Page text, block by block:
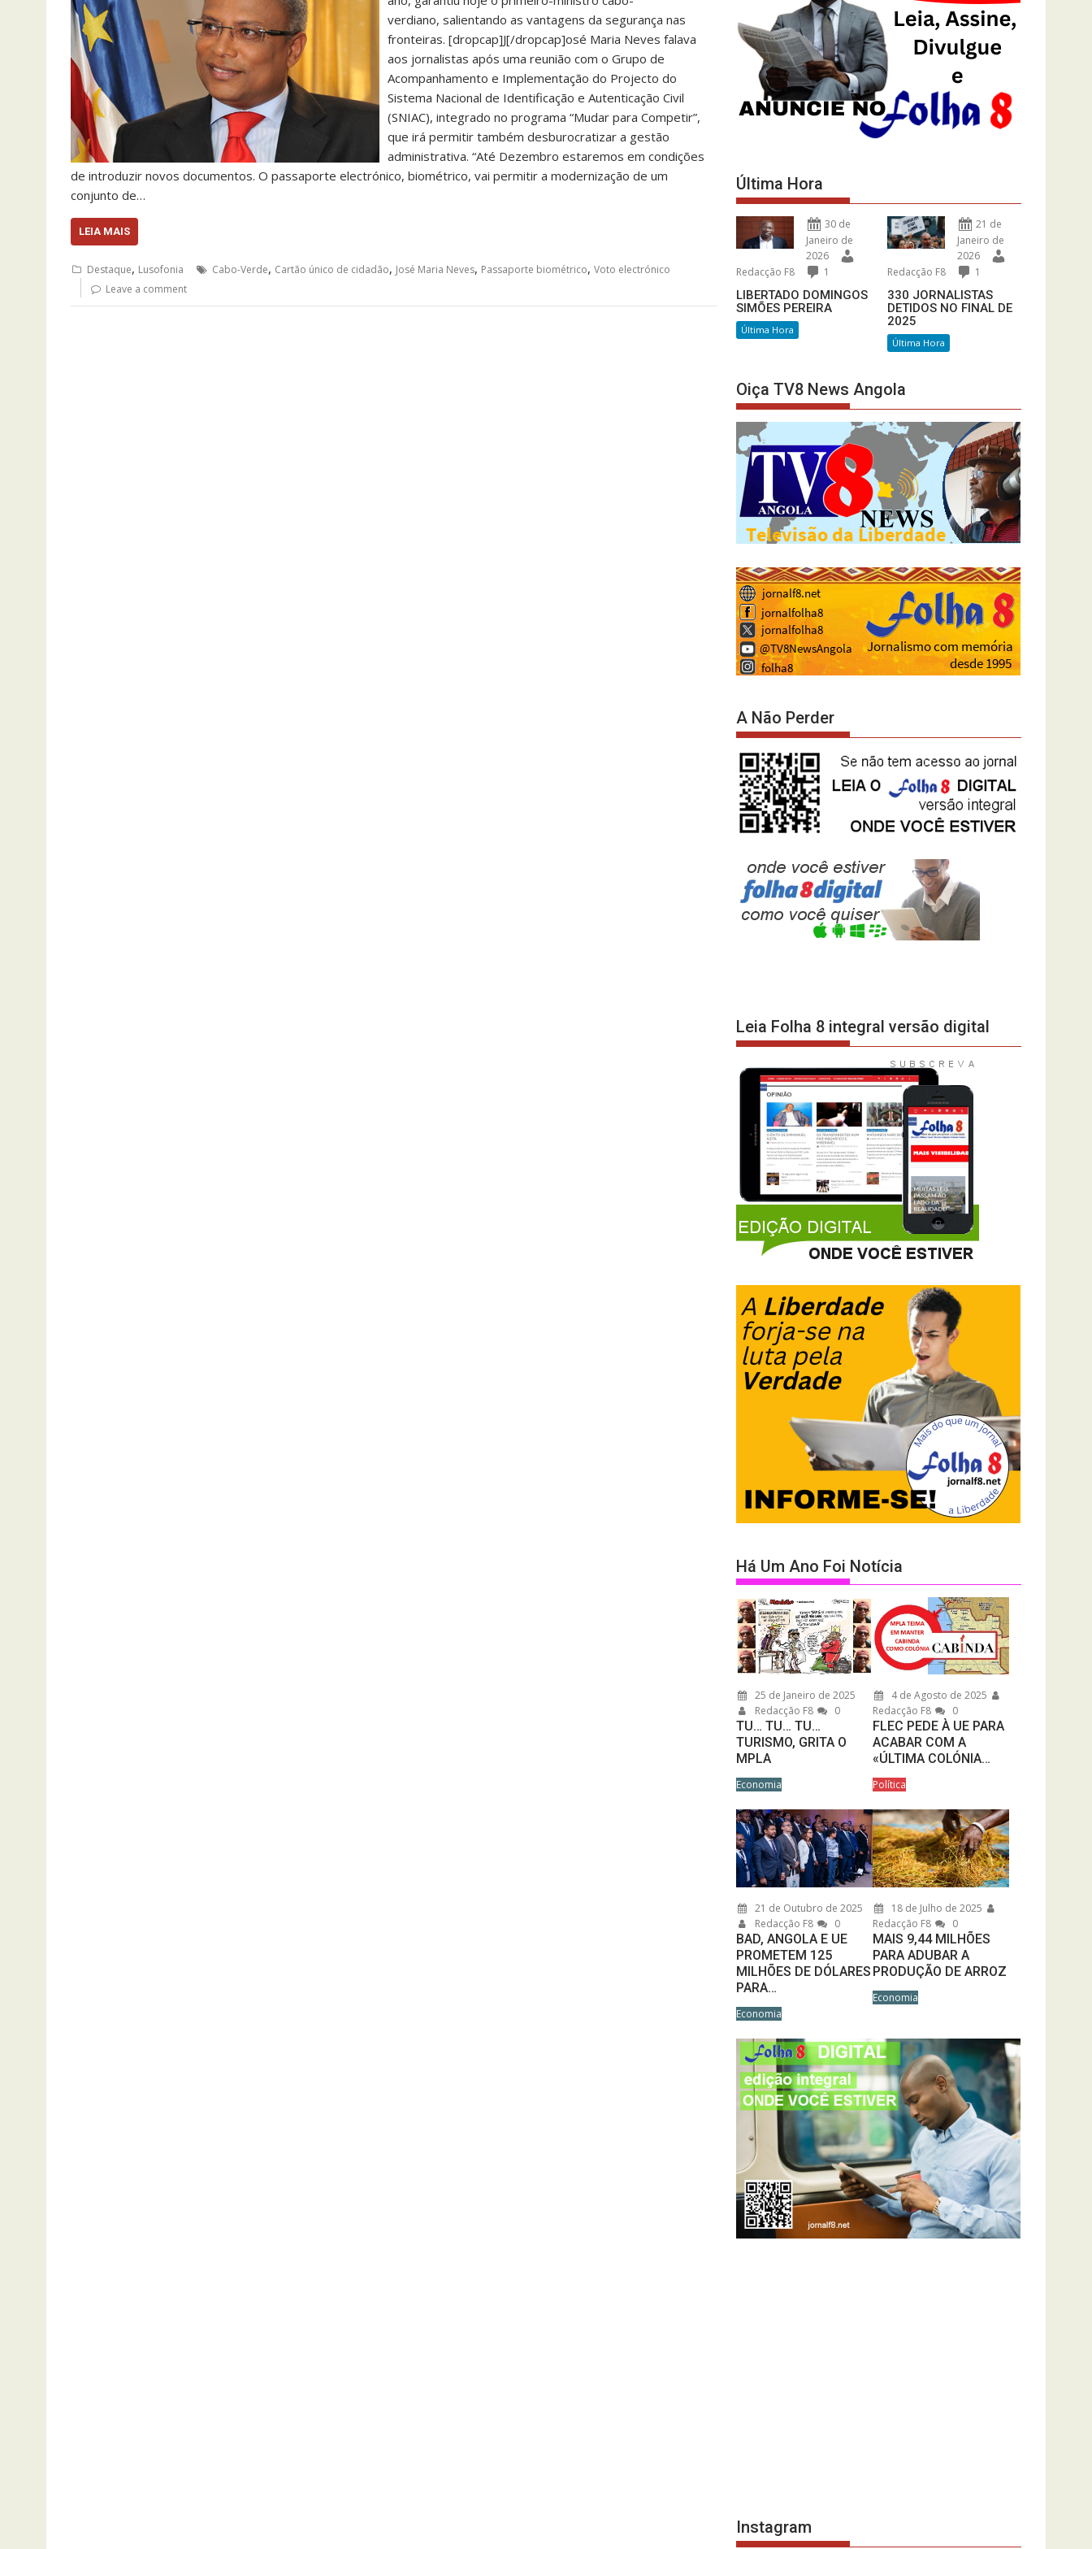
verdiano, salientando as vantagens da segurança nas
fronteiras. [dropcap]J[/dropcap]osé Maria Neves falava
aos jornalistas após uma reunião com o Grupo de
Acompanhamento e Implementação do Projecto do
Sistema Nacional de Identificação e Autenticação Civil
(SNIAC), integrado no programa “Mudar para Competir”,
que irá permitir também desburocratizar a gestão
administrativa. “Até Dezembro estaremos em condições
de introduzir novos documentos. O passaporte electrónico, biométrico, vai permitir a modernização de um
conjunto de…
LEIA MAIS
Destaque, Lusofonia Cabo-Verde, Cartão único de cidadão, José Maria Neves, Passaporte biométrico, Voto electrónico
Leave a comment
Última Hora
30 de
Janeiro de
2026
Redacção F8
1
LIBERTADO DOMINGOS
SIMÕES PEREIRA
Última Hora
21 de
Janeiro de
2026
Redacção F8
1
330 JORNALISTAS
DETIDOS NO FINAL DE
2025
Última Hora
Oiça TV8 News Angola
A Não Perder
Leia Folha 8 integral versão digital
Há Um Ano Foi Notícia
25 de Janeiro de 2025
Redacção F8
0
TU… TU… TU…
TURISMO, GRITA O
MPLA
Economia
4 de Agosto de 2025
Redacção F8
0
FLEC PEDE À UE PARA
ACABAR COM A
«ÚLTIMA COLÓNIA…
Política
21 de Outubro de 2025
Redacção F8
0
BAD, ANGOLA E UE
PROMETEM 125
MILHÕES DE DÓLARES
PARA…
Economia
18 de Julho de 2025
Redacção F8
0
MAIS 9,44 MILHÕES
PARA ADUBAR A
PRODUÇÃO DE ARROZ
Economia
Instagram